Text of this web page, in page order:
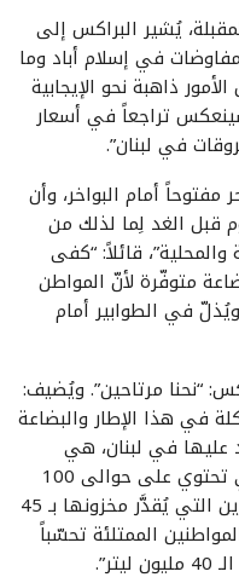
يُشير البراكس إلى
في إسلام أباد وما
ذاهبة نحو الإيجابية
تراجعاً في أسعار
في لبنان”.
أمام البواخر، وأن
قبل الغد لِما لذلك من
قائلاً: “كفى
متوفّرة لأنّ المواطن
في الطوابير أمام
“نحنا مرتاحين”. ويُضيف:
في هذا الإطار والبضاعة
نعتمد عليها في لبنان، هي
مستودعات الشركات المستوردة التي تحتوي على حوالى 100
مليون ليتر بنزين، خزانات محطات البنزين التي يُقدَّر مخزونها بـ 45
المواطنين الممتلئة تحسّباً